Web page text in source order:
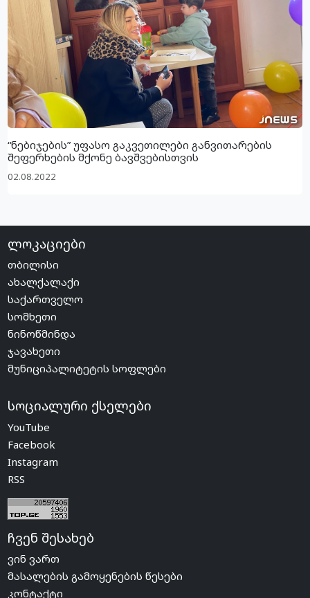
“ნებიჯების” უფასო გაკვეთილები განვითარების
შეფერხების მქონე ბავშვებისთვის
02.08.2022
ლოკაციები
თბილისი
ახალქალაქი
საქართველო
სომხეთი
ნინოწმინდა
ჯავახეთი
მუნიციპალიტეტის სოფლები
სოციალური ქსელები
YouTube
Facebook
Instagram
RSS
ჩვენ შესახებ
ვინ ვართ
მასალების გამოყენების წესები
კონტაქტი